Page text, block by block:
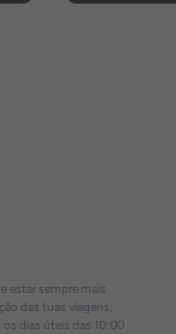
estar sempre mais
das tuas viagens,
dias úteis das 10:00